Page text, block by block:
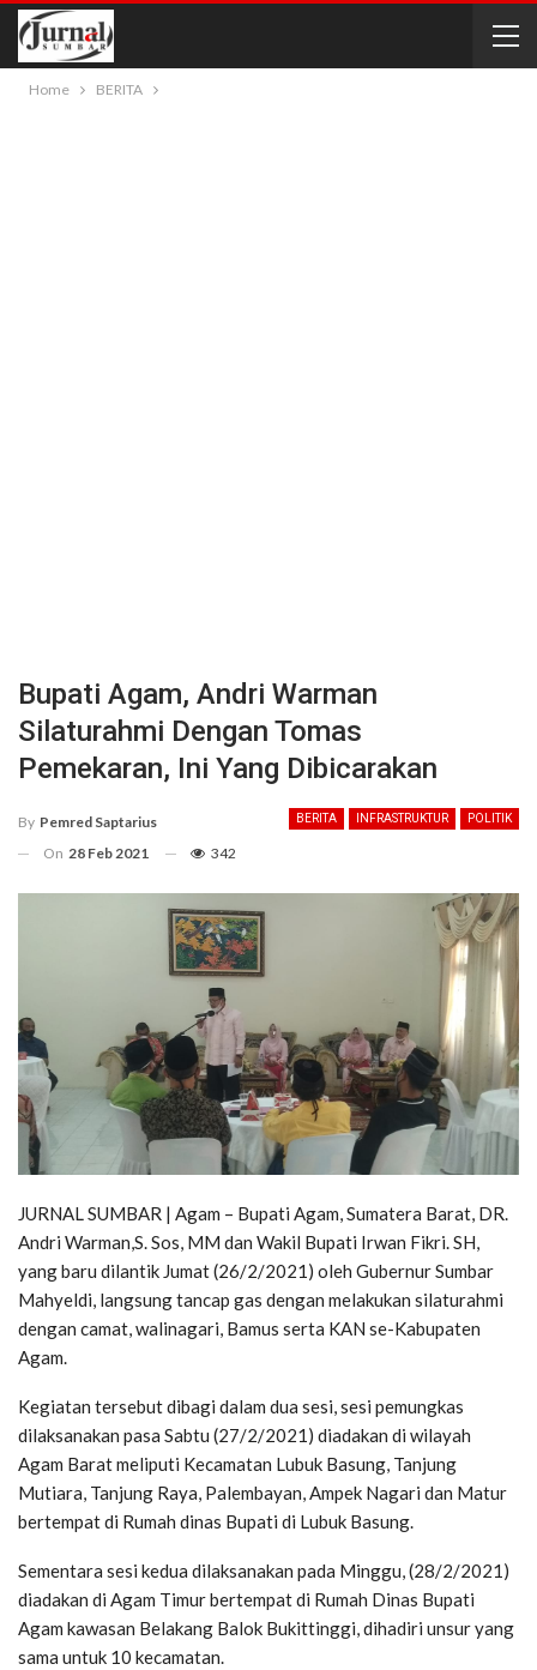
Home BERITA
Bupati Agam, Andri Warman
Silaturahmi Dengan Tomas
Pemekaran, Ini Yang Dibicarakan
BERITA INFRASTRUKTUR POLITIK
By Pemred Saptarius
On 28 Feb 2021 342
JURNAL SUMBAR | Agam – Bupati Agam, Sumatera Barat, DR.
Andri Warman,S. Sos, MM dan Wakil Bupati Irwan Fikri. SH,
yang baru dilantik Jumat (26/2/2021) oleh Gubernur Sumbar
Mahyeldi, langsung tancap gas dengan melakukan silaturahmi
dengan camat, walinagari, Bamus serta KAN se-Kabupaten
Agam.
Kegiatan tersebut dibagi dalam dua sesi, sesi pemungkas
dilaksanakan pasa Sabtu (27/2/2021) diadakan di wilayah
Agam Barat meliputi Kecamatan Lubuk Basung, Tanjung
Mutiara, Tanjung Raya, Palembayan, Ampek Nagari dan Matur
bertempat di Rumah dinas Bupati di Lubuk Basung.
Sementara sesi kedua dilaksanakan pada Minggu, (28/2/2021)
diadakan di Agam Timur bertempat di Rumah Dinas Bupati
Agam kawasan Belakang Balok Bukittinggi, dihadiri unsur yang
sama untuk 10 kecamatan.